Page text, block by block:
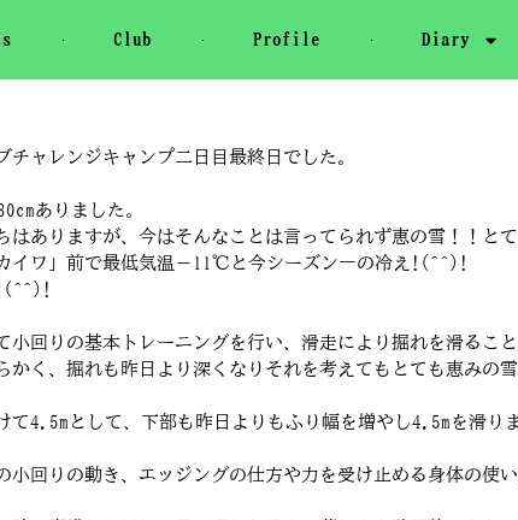
Club Profile Diary
ャレンジキャンプ二日目最終日でした。
ありました。
ありますが、今はそんなことは言ってられず恵の雪！！とて
イワ」前で最低気温－11℃と今シーズン一の冷え!(^^)!
!(^^)!
回りの基本トレーニングを行い、滑走により掘れを滑るこ
く、掘れも昨日より深くなりそれを考えてもとても恵みの雪
4.5mとして、下部も昨日よりもふり幅を増やし4.5mを滑り
回りの動き、エッジングの仕方や力を受け止める身体の使